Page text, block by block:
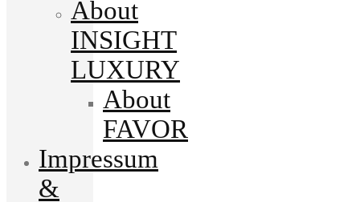
About
INSIGHT
LUXURY
About
FAVOR
Impressum
&